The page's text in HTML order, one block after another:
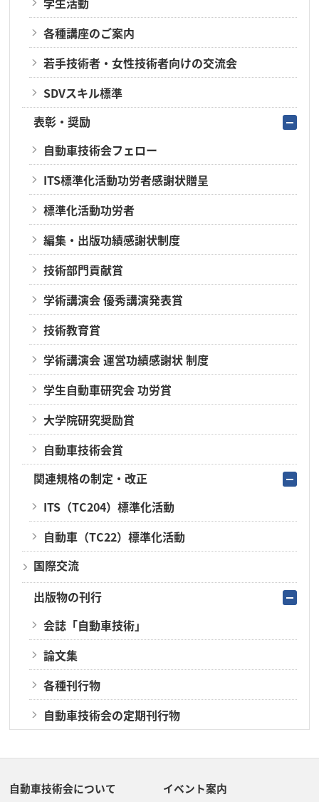
各種講座のご案内
若手技術者・女性技術者向けの交流会
SDVスキル標準
表彰・奨励
自動車技術会フェロー
ITS標準化活動功労者感謝状贈呈
標準化活動功労者
編集・出版功績感謝状制度
技術部門貢献賞
学術講演会 優秀講演発表賞
技術教育賞
学術講演会 運営功績感謝状 制度
学生自動車研究会 功労賞
大学院研究奨励賞
自動車技術会賞
関連規格の制定・改正
ITS（TC204）標準化活動
自動車（TC22）標準化活動
国際交流
出版物の刊行
会誌「自動車技術」
論文集
各種刊行物
自動車技術会の定期刊行物
自動車技術会について イベント案内